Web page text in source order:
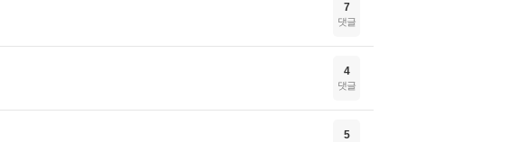
7
댓글
4
댓글
5